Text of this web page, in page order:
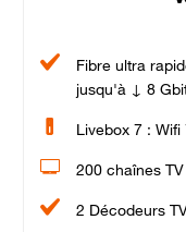
Fibre ultra
jusqu'à ↓ 8
Livebox 7 :
200 chaînes
2 Décodeurs